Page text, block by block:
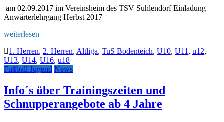
am 02.09.2017 im Vereinsheim des TSV Suhlendorf Einladung
Anwärterlehrgang Herbst 2017
weiterlesen
1. Herren, 2. Herren, Altliga, TuS Bodenteich, U10, U11 , u12,
U13, U14, U16, u18
Fußball Jugend News
Info´s über Trainingszeiten und
Schnupperangebote ab 4 Jahre